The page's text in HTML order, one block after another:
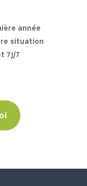
année
situation
7j/7